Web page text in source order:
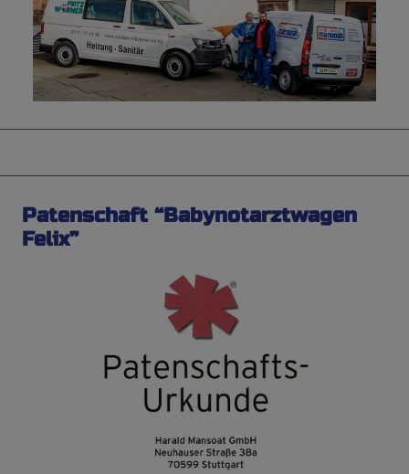
Patenschaft “Babynotarztwagen
Felix”